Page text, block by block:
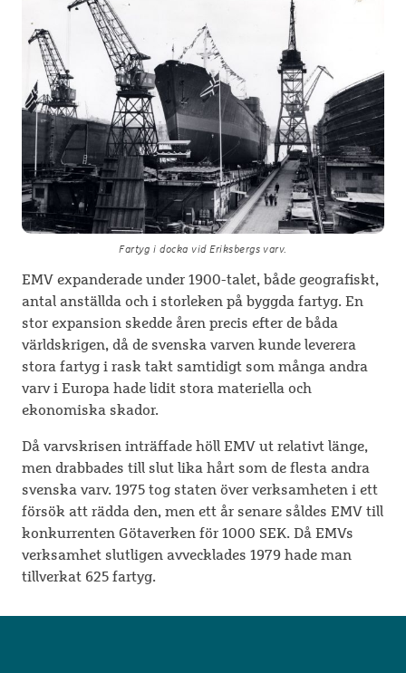
Fartyg i docka vid Eriksbergs varv.
EMV expanderade under 1900-talet, både geografiskt,
antal anställda och i storleken på byggda fartyg. En
stor expansion skedde åren precis efter de båda
världskrigen, då de svenska varven kunde leverera
stora fartyg i rask takt samtidigt som många andra
varv i Europa hade lidit stora materiella och
ekonomiska skador.
Då varvskrisen inträffade höll EMV ut relativt länge,
men drabbades till slut lika hårt som de flesta andra
svenska varv. 1975 tog staten över verksamheten i ett
försök att rädda den, men ett år senare såldes EMV till
konkurrenten Götaverken för 1000 SEK. Då EMVs
verksamhet slutligen avvecklades 1979 hade man
tillverkat 625 fartyg.